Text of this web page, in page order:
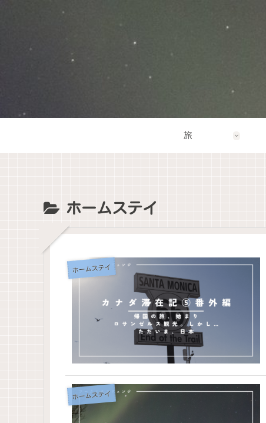
旅
ホームステイ
ホームステイ
ホームステイ